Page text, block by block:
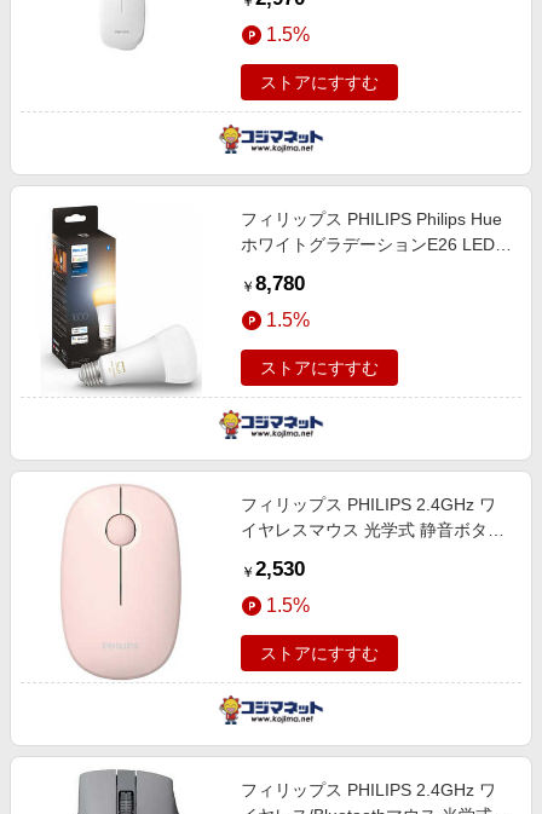
1.5%
ストアにすすむ
フィリップス PHILIPS Philips Hue
ホワイトグラデーションE26 LED電
/100W相当 /1個 /広配光タイプ］
PH10WA1
￥ 8,780
1.5%
ストアにすすむ
フィリップス PHILIPS 2.4GHz ワ
イヤレスマウス 光学式 静音ボタン
￥ 2,530
1.5%
ストアにすすむ
フィリップス PHILIPS 2.4GHz ワ